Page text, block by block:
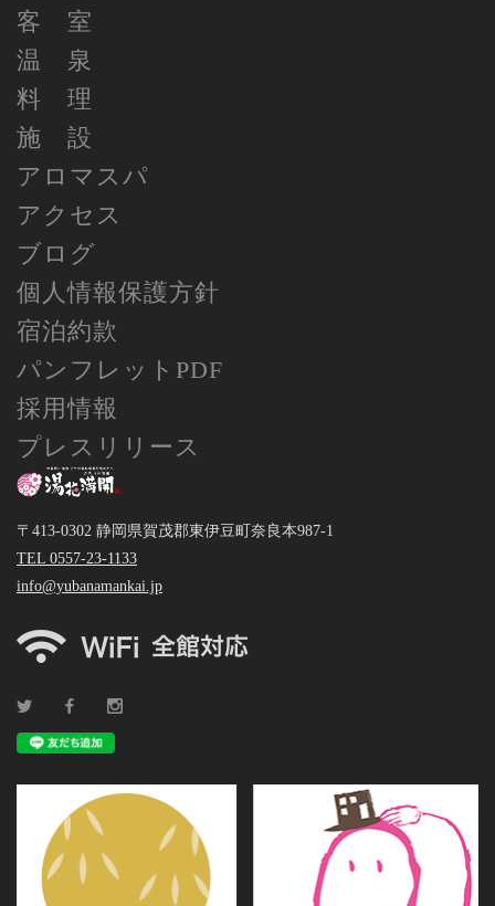
客 室
温 泉
料 理
施 設
アロマスパ
アクセス
ブログ
個人情報保護方針
宿泊約款
パンフレットPDF
採用情報
プレスリリース
〒413-0302 静岡県賀茂郡東伊豆町奈良本987-1
TEL 0557-23-1133
info@yubanamankai.jp